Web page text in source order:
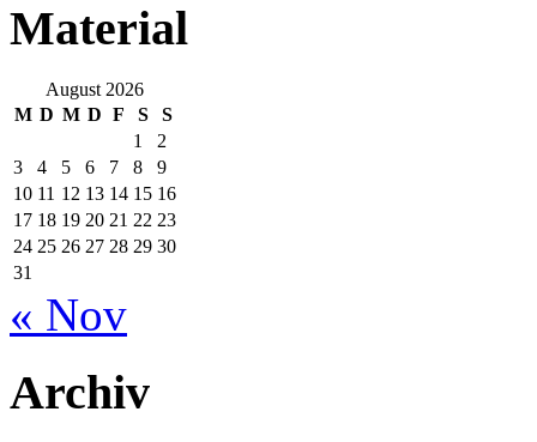
Material
August 2026
M D M D F S
S
1
2
3
4 5 6 7 8
9
10 11 12 13 14 15 16
17 18 19 20 21 22 23
24 25 26 27 28 29 30
31
« Nov
Archiv